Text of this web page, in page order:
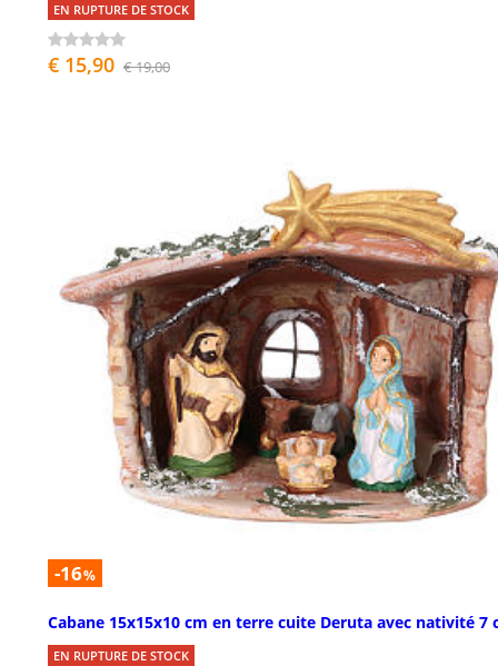
EN RUPTURE DE STOCK
€ 15,90 € 19,00
-16%
Cabane 15x15x10 cm en terre cuite Deruta avec nativité 7
EN RUPTURE DE STOCK